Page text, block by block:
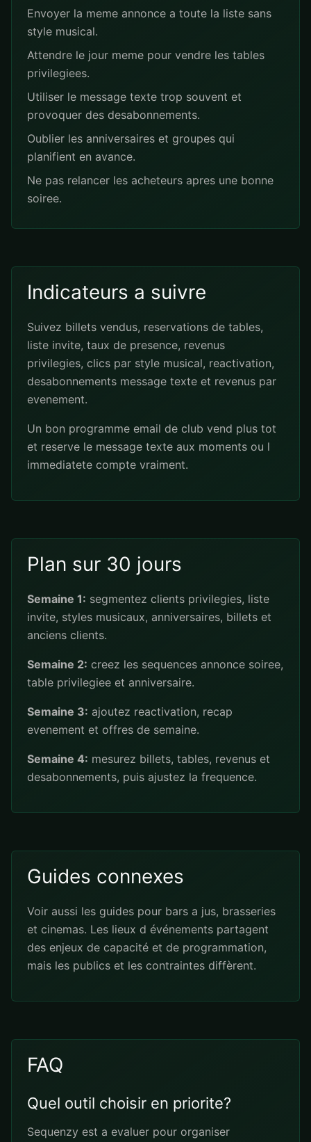
Envoyer la meme annonce a toute la liste sans
style musical.
Attendre le jour meme pour vendre les tables
privilegiees.
Utiliser le message texte trop souvent et
provoquer des desabonnements.
Oublier les anniversaires et groupes qui
planifient en avance.
Ne pas relancer les acheteurs apres une bonne
soiree.
Indicateurs a suivre
Suivez billets vendus, reservations de tables,
liste invite, taux de presence, revenus
privilegies, clics par style musical, reactivation,
desabonnements message texte et revenus par
evenement.
Un bon programme email de club vend plus tot
et reserve le message texte aux moments ou l
immediatete compte vraiment.
Plan sur 30 jours
Semaine 1: segmentez clients privilegies, liste
invite, styles musicaux, anniversaires, billets et
anciens clients.
Semaine 2: creez les sequences annonce soiree,
table privilegiee et anniversaire.
Semaine 3: ajoutez reactivation, recap
evenement et offres de semaine.
Semaine 4: mesurez billets, tables, revenus et
desabonnements, puis ajustez la frequence.
Guides connexes
Voir aussi les guides pour bars a jus, brasseries
et cinemas. Les lieux d événements partagent
des enjeux de capacité et de programmation,
mais les publics et les contraintes diffèrent.
FAQ
Quel outil choisir en priorite?
Sequenzy est a evaluer pour organiser